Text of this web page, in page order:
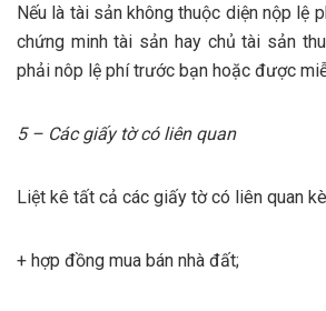
Nếu là tài sản không thuộc diện nộp lệ
chứng minh tài sản hay chủ tài sản
phải nôp lệ phí trước bạn hoặc được
5 – Các giấy tờ có liên quan
Liệt kê tất cả các giấy tờ có liên quan
+ hợp đồng mua bán nhà đất;